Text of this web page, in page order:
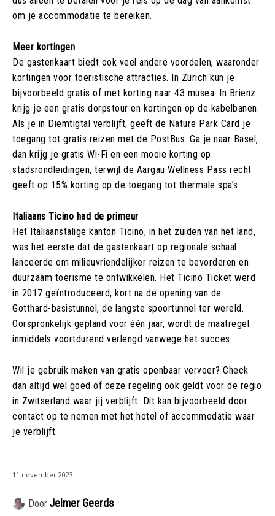
om je accommodatie te bereiken.
Meer kortingen
De gastenkaart biedt ook veel andere voordelen, waaronder
kortingen voor toeristische attracties. In Zürich kun je
bijvoorbeeld gratis of met korting naar 43 musea. In Brienz
krijg je een gratis dorpstour en kortingen op de kabelbanen.
Als je in Diemtigtal verblijft, geeft de Nature Park Card je
toegang tot gratis reizen met de PostBus. Ga je naar Basel,
dan krijg je gratis Wi-Fi en een mooie korting op
stadsrondleidingen, terwijl de Aargau Wellness Pass recht
geeft op 15% korting op de toegang tot thermale spa’s.
Italiaans Ticino had de primeur
Het Italiaanstalige kanton Ticino, in het zuiden van het land,
was het eerste dat de gastenkaart op regionale schaal
lanceerde om milieuvriendelijker reizen te bevorderen en
duurzaam toerisme te ontwikkelen. Het Ticino Ticket werd
in 2017 geïntroduceerd, kort na de opening van de
Gotthard-basistunnel, de langste spoortunnel ter wereld.
Oorspronkelijk gepland voor één jaar, wordt de maatregel
inmiddels voortdurend verlengd vanwege het succes.
Wil je gebruik maken van gratis openbaar vervoer? Check
dan altijd wel goed of deze regeling ook geldt voor de regio
in Zwitserland waar jij verblijft. Dit kan bijvoorbeeld door
contact op te nemen met het hotel of accommodatie waar
je verblijft.
11 november 2023
Door Jelmer Geerds